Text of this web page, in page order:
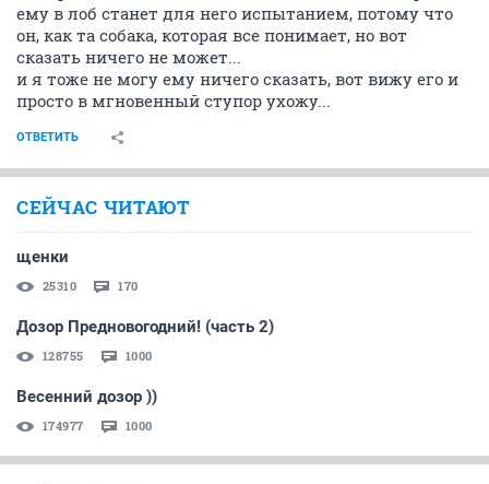
ему в лоб станет для него испытанием, потому что
он, как та собака, которая все понимает, но вот
сказать ничего не может...
и я тоже не могу ему ничего сказать, вот вижу его и
просто в мгновенный ступор ухожу...
ОТВЕТИТЬ
СЕЙЧАС ЧИТАЮТ
щенки
25310 170
Дозор Предновогодний! (часть 2)
128755 1000
Весенний дозор ))
174977 1000